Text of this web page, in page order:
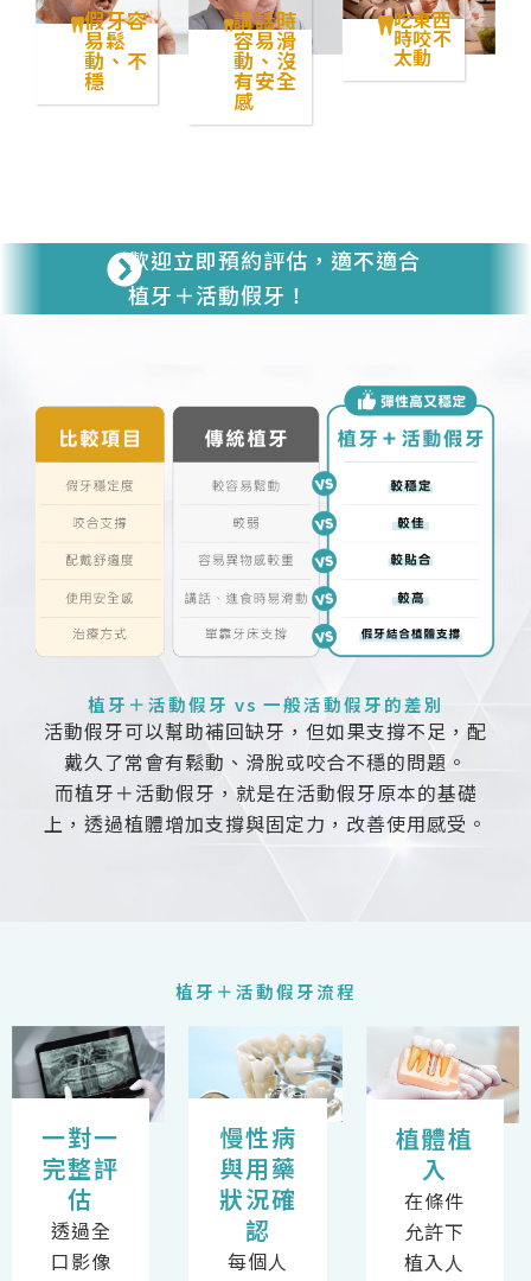
假牙容
易鬆
動、不
穩
講話時
容易滑
動、沒
有安全
感
吃東西
時咬不
太動
歡迎立即預約評估，適不適合
植牙＋活動假牙！
植牙＋活動假牙 vs 一般活動假牙的差別
活動假牙可以幫助補回缺牙，但如果支撐不足，配
戴久了常會有鬆動、滑脫或咬合不穩的問題。
而植牙＋活動假牙，就是在活動假牙原本的基礎
上，透過植體增加支撐與固定力，改善使用感受。
植牙＋活動假牙流程
一對一
完整評
估
透過全
口影像
慢性病
與用藥
狀況確
認
每個人
植體植
入
在條件
允許下
植入人